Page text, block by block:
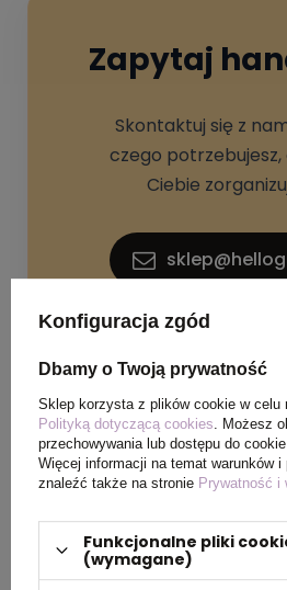
Zapytaj
Skontaktuj się z
czego
Ciebie
+48 733
Kolor biały
Konfiguracja zgód
Dbamy o Twoją prywatność
Sklep korzysta z plików cookie w celu
Polityką dotyczącą cookies . Możesz
przechowywania lub dostępu do
Więcej informacji na temat warunków
znaleźć także na stronie Prywatność i
Funkcjonalne pliki
(wymagane)